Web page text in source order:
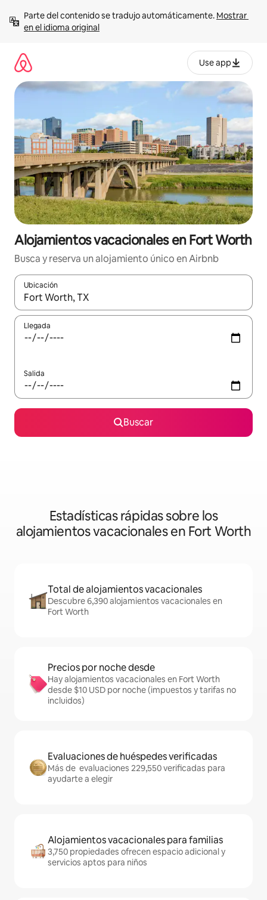
contenido
Parte del contenido se tradujo automáticamente. Mostrar
en el idioma original
Use app
Alojamientos vacacionales en Fort Worth
Busca y reserva un alojamiento único en Airbnb
Ubicación
Cuando los resultados estén disponibles, podrás navegar
Llegada
Salida
Buscar
Estadísticas rápidas sobre los
alojamientos vacacionales en Fort Worth
Total de alojamientos vacacionales
Descubre 6,390 alojamientos vacacionales en
Fort Worth
Precios por noche desde
Hay alojamientos vacacionales en Fort Worth
desde $10 USD por noche (impuestos y tarifas no
incluidos)
Evaluaciones de huéspedes verificadas
Más de evaluaciones 229,550 verificadas para
ayudarte a elegir
Alojamientos vacacionales para familias
3,750 propiedades ofrecen espacio adicional y
servicios aptos para niños